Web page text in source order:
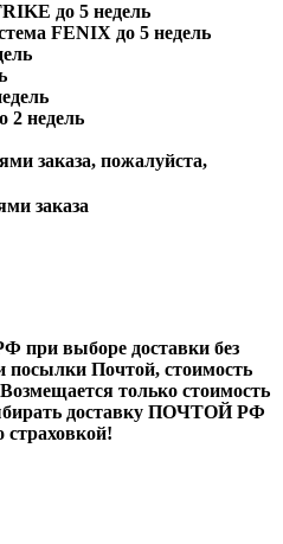
до 5 недель
FENIX до 5 недель
недель
заказа, пожалуйста,
заказа
выборе доставки без
посылки Почтой, стоимость
только стоимость
доставку ПОЧТОЙ РФ
страховкой!